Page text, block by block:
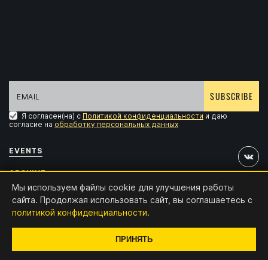
Мы используем файлы cookie для улучшения работы
сайта. Продолжая использовать сайт, вы соглашаетесь с
политикой конфиденциальности.
ПРИНЯТЬ
SUBSCRIBE
Я согласен(на) с Политикой конфиденциальности и даю
согласие на обработку персональных данных
EVENTS
ARCHIVE
ACCREDITATION
CONTACTS
x4.digital